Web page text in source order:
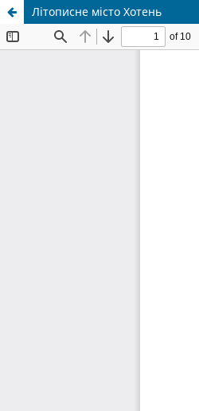
Літописне місто Хотень